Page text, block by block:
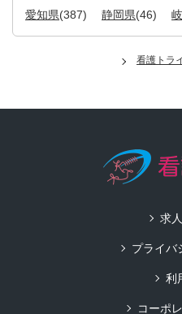
愛知県(387) 静岡県(46)
看護トラ
求
プライバ
利
コーポ